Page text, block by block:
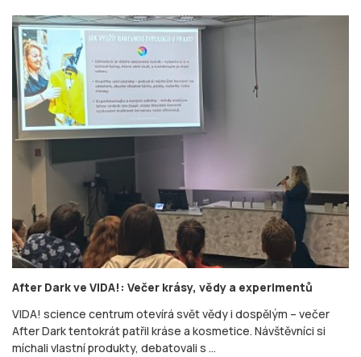
After Dark ve VIDA!: Večer krásy, vědy a experimentů
VIDA! science centrum otevírá svět vědy i dospělým – večer
After Dark tentokrát patřil kráse a kosmetice. Návštěvníci si
míchali vlastní produkty, debatovali s ...